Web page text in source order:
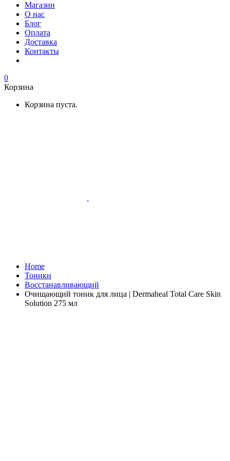
Магазин
О нас
Блог
Оплата
Доставка
Контакты
0
Корзина
Корзина пуста.
Home
Тоники
Восстанавливающий
Очищающий тоник для лица | Dermaheal Total Care Skin
Solution 275 мл